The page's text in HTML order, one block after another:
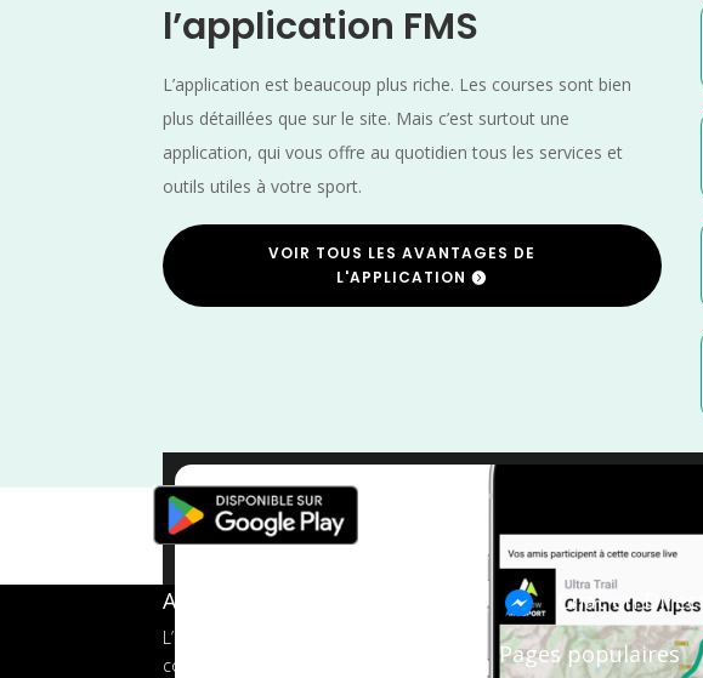
l’application FMS
L’application est beaucoup plus riche. Les courses sont bien
plus détaillées que sur le site. Mais c’est surtout une
application, qui vous offre au quotidien tous les services et
outils utiles à votre sport.
VOIR TOUS LES AVANTAGES DE
L'APPLICATION
A propos de FMS
L’application tout-en-un pour les
coureurs
Chat en Direct
Pages populaires